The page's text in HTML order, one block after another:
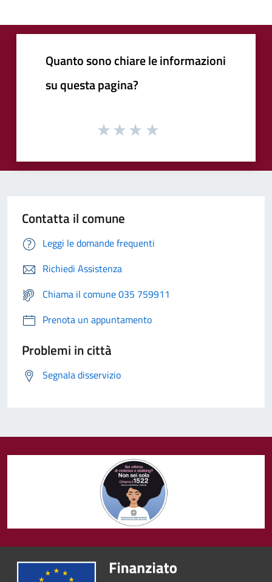
Quanto sono chiare le informazioni
su questa pagina?
Contatta il comune
Leggi le domande frequenti
Richiedi Assistenza
Chiama il comune 035 759911
Prenota un appuntamento
Problemi in città
Segnala disservizio